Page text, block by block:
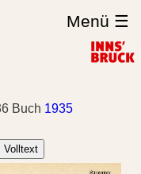
Menü ☰
Buch 1935
Volltext